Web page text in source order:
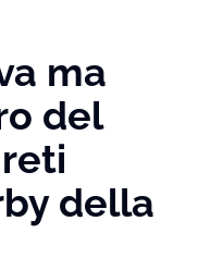
ma
del
della